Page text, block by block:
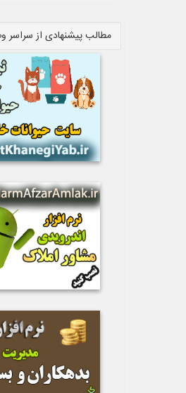
مطالب پیشنهادی از سراسر